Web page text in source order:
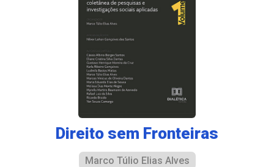
Direito sem Fronteiras
Marco Túlio Elias Alves